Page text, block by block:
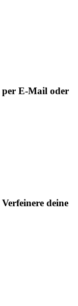
per E-Mail oder
Verfeinere deine